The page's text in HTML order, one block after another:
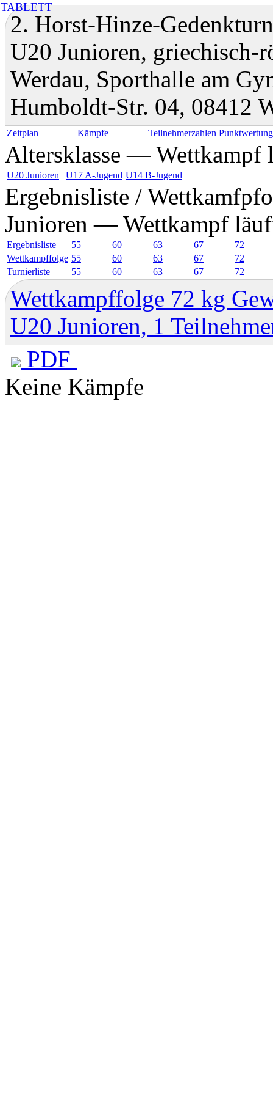
TABLETT
2. Horst-Hinze-
U20 Junioren, griechisch-
Werdau, Sporthalle am
Humboldt-Str. 04, 08412
Zeitplan Kämpfe Teilnehmerzahlen
Altersklasse — Wettkampf
U20 Junioren U17 A-Jugend U14 B-Jugend
Ergebnisliste /
Junioren — Wettkampf
Ergebnisliste 55 60 63 67
72
Wettkampffolge 55 60 63 67
72
Turnierliste
55 60 63 67 72
Wettkampffolge 72 kg
U20 Junioren, 1
PDF
Keine Kämpfe